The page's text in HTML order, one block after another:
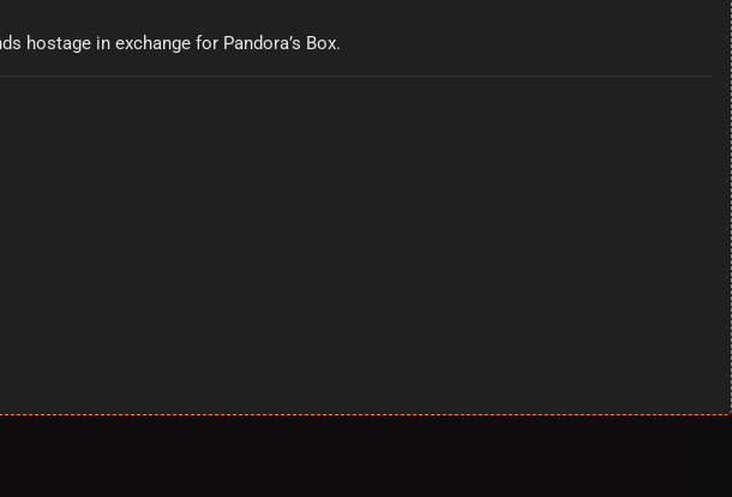
hostage in exchange for Pandora’s Box.